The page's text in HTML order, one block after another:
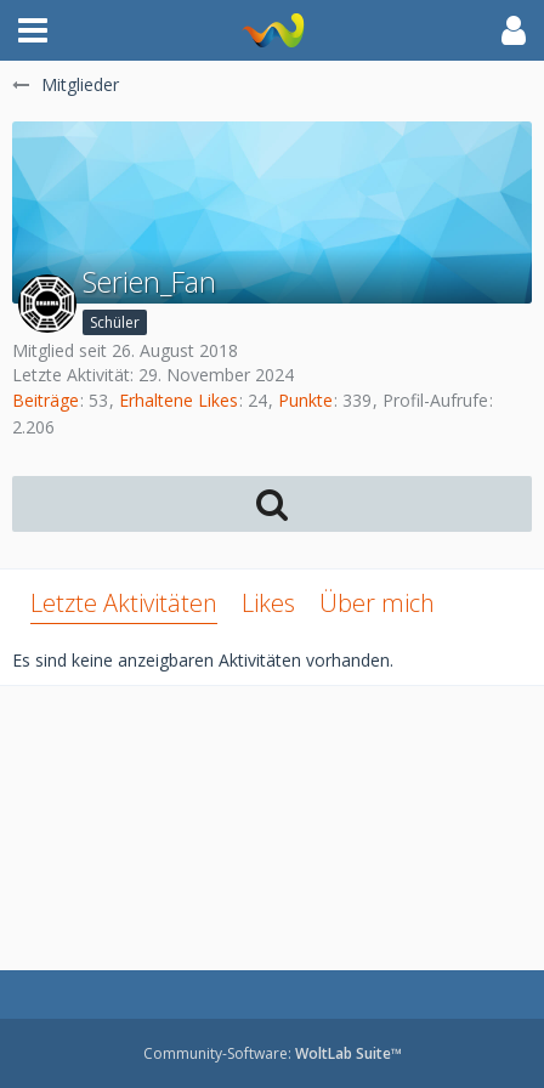
Mitglieder
Serien_Fan
Schüler
Mitglied seit 26. August 2018
Letzte Aktivität: 29. November 2024
Beiträge 53 Erhaltene Likes 24 Punkte 339
Profil-Aufrufe
2.206
Letzte Aktivitäten Likes Über mich
Es sind keine anzeigbaren Aktivitäten vorhanden.
Community-Software: WoltLab Suite™